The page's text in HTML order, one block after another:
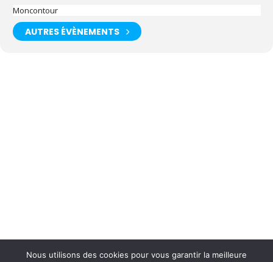
Moncontour
AUTRES ÉVÈNEMENTS
Nous utilisons des cookies pour vous garantir la meilleure